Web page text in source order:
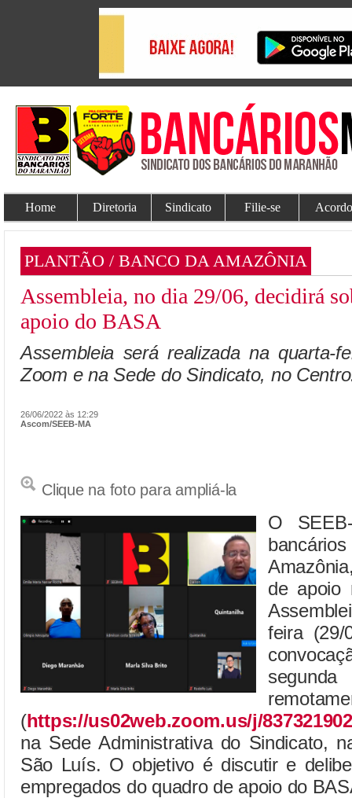
Home Diretoria Sindicato Filie-se
PLANTÃO / BANCO DA AMAZÔNIA
Assembleia, no dia 29/06, decidirá
apoio do BASA
Assembleia será realizada na quarta-
Zoom e na Sede do Sindicato, no
26/06/2022 às 12:29
Ascom/SEEB-MA
Clique na foto para ampliá-la
O
de apoio
feira (29/
(https://us02web.zoom.us/j/
na Sede Administrativa do Sindicato,
São Luís. O objetivo é discutir e
empregados do quadro de apoio do